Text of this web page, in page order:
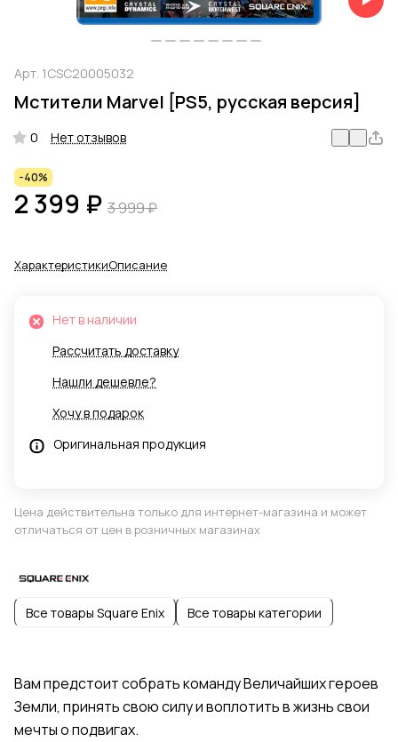
Арт. 1CSC20005032
Мстители Marvel [PS5, русская версия]
0 Нет отзывов
-40%
2 399 ₽ 3 999 ₽
ХарактеристикиОписание
Нет в наличии
Рассчитать доставку
Нашли дешевле?
Хочу в подарок
Оригинальная продукция
Цена действительна только для интернет-магазина и может
отличаться от цен в розничных магазинах
Все товары Square Enix Все товары категории
Вам предстоит собрать команду Величайших героев
Земли, принять свою силу и воплотить в жизнь свои
мечты о подвигах.